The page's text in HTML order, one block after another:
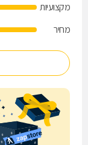
מקצועיות
מחיר